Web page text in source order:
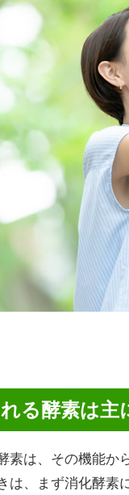
る酵素は主
素は、その機能か
は、まず消化酵素